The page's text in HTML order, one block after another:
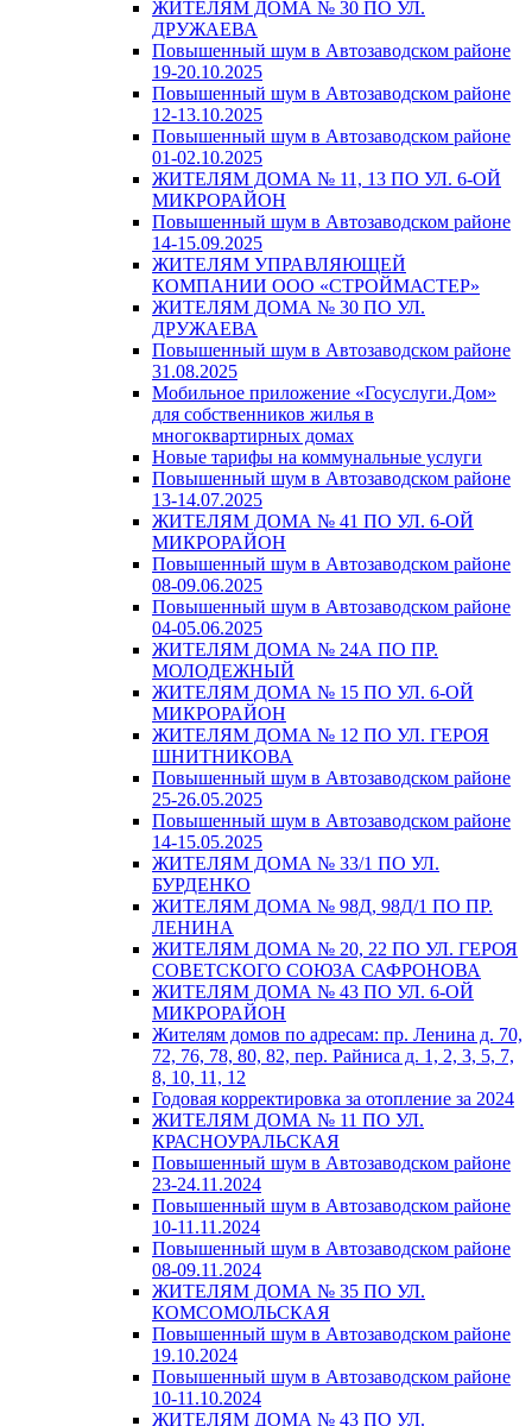
ЖИТЕЛЯМ ДОМА № 30 ПО УЛ.
ДРУЖАЕВА
Повышенный шум в Автозаводском районе
19-20.10.2025
Повышенный шум в Автозаводском районе
12-13.10.2025
Повышенный шум в Автозаводском районе
01-02.10.2025
ЖИТЕЛЯМ ДОМА № 11, 13 ПО УЛ. 6-ОЙ
МИКРОРАЙОН
Повышенный шум в Автозаводском районе
14-15.09.2025
ЖИТЕЛЯМ УПРАВЛЯЮЩЕЙ
КОМПАНИИ ООО «СТРОЙМАСТЕР»
ЖИТЕЛЯМ ДОМА № 30 ПО УЛ.
ДРУЖАЕВА
Повышенный шум в Автозаводском районе
31.08.2025
Мобильное приложение «Госуслуги.Дом»
для собственников жилья в
многоквартирных домах
Новые тарифы на коммунальные услуги
Повышенный шум в Автозаводском районе
13-14.07.2025
ЖИТЕЛЯМ ДОМА № 41 ПО УЛ. 6-ОЙ
МИКРОРАЙОН
Повышенный шум в Автозаводском районе
08-09.06.2025
Повышенный шум в Автозаводском районе
04-05.06.2025
ЖИТЕЛЯМ ДОМА № 24А ПО ПР.
МОЛОДЕЖНЫЙ
ЖИТЕЛЯМ ДОМА № 15 ПО УЛ. 6-ОЙ
МИКРОРАЙОН
ЖИТЕЛЯМ ДОМА № 12 ПО УЛ. ГЕРОЯ
ШНИТНИКОВА
Повышенный шум в Автозаводском районе
25-26.05.2025
Повышенный шум в Автозаводском районе
14-15.05.2025
ЖИТЕЛЯМ ДОМА № 33/1 ПО УЛ.
БУРДЕНКО
ЖИТЕЛЯМ ДОМА № 98Д, 98Д/1 ПО ПР.
ЛЕНИНА
ЖИТЕЛЯМ ДОМА № 20, 22 ПО УЛ. ГЕРОЯ
СОВЕТСКОГО СОЮЗА САФРОНОВА
ЖИТЕЛЯМ ДОМА № 43 ПО УЛ. 6-ОЙ
МИКРОРАЙОН
Жителям домов по адресам: пр. Ленина д. 70,
72, 76, 78, 80, 82, пер. Райниса д. 1, 2, 3, 5, 7,
8, 10, 11, 12
Годовая корректировка за отопление за 2024
ЖИТЕЛЯМ ДОМА № 11 ПО УЛ.
КРАСНОУРАЛЬСКАЯ
Повышенный шум в Автозаводском районе
23-24.11.2024
Повышенный шум в Автозаводском районе
10-11.11.2024
Повышенный шум в Автозаводском районе
08-09.11.2024
ЖИТЕЛЯМ ДОМА № 35 ПО УЛ.
КОМСОМОЛЬСКАЯ
Повышенный шум в Автозаводском районе
19.10.2024
Повышенный шум в Автозаводском районе
10-11.10.2024
ЖИТЕЛЯМ ДОМА № 43 ПО УЛ.